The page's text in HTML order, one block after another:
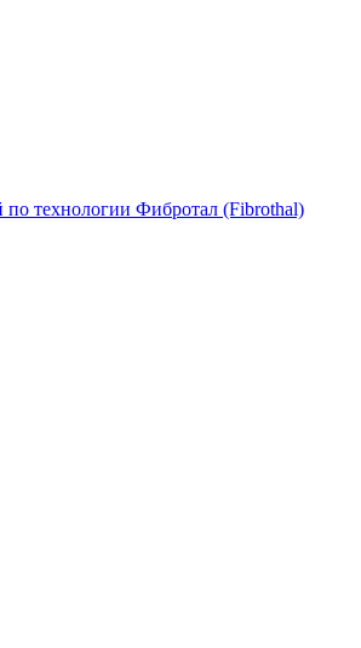
по технологии Фибротал (Fibrothal)